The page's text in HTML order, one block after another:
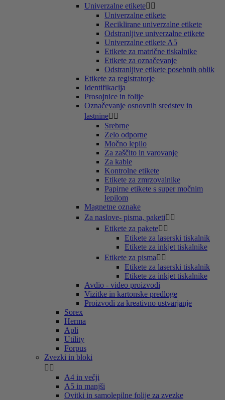
Univerzalne etikete 
Univerzalne etikete
Reciklirane univerzalne etikete
Odstranljive univerzalne etikete
Univerzalne etikete A5
Etikete za matrične tiskalnike
Etikete za označevanje
Odstranljive etikete posebnih oblik
Etikete za registratorje
Identifikacija
Prosojnice in folije
Označevanje osnovnih sredstev in
lastnine 
Srebrne
Zelo odporne
Močno lepilo
Za zaščito in varovanje
Za kable
Kontrolne etikete
Etikete za zmrzovalnike
Papirne etikete s super močnim
lepilom
Magnetne oznake
Za naslove- pisma, paketi 
Etikete za pakete 
Etikete za laserski tiskalnik
Etikete za inkjet tiskalnike
Etikete za pisma 
Etikete za laserski tiskalnik
Etikete za inkjet tiskalnike
Avdio - video proizvodi
Vizitke in kartonske predloge
Proizvodi za kreativno ustvarjanje
Sorex
Herma
Apli
Utility
Forpus
Zvezki in bloki
 
A4 in večji
A5 in manjši
Ovitki in samolepilne folije za zvezke